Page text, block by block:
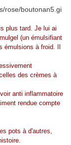
plus tard. Je lui ai
(un émulsifiant
à froid. Il
des crèmes à
anti inflammatoire
rendue compte
pots à d'autres,